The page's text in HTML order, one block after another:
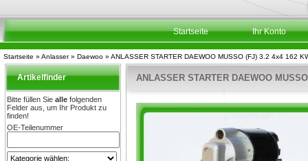
Startseite » Anlasser» Daewoo » ANLASSER STARTER DAEWOO MUSSO (FJ) 3.2 4x4 162
Startseite Ihr Konto
Artikelfinder
Bitte füllen Sie alle folgenden
Felder aus, um Ihr Produkt zu
finden!
OE-Teilenummer
ANLASSER STARTER DAEWOO